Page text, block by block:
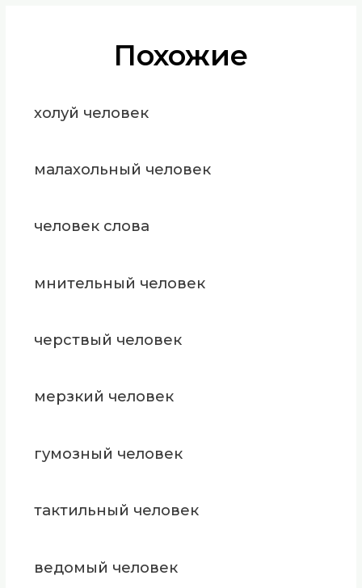
Похожие
холуй человек
малахольный человек
человек слова
мнительный человек
черствый человек
мерзкий человек
гумозный человек
тактильный человек
ведомый человек